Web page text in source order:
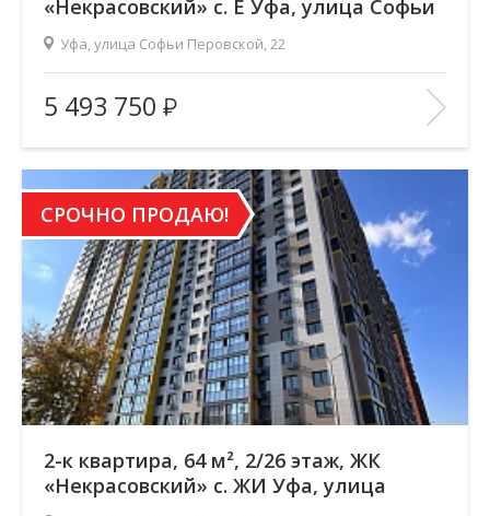
«Некрасовский» с. Е Уфа, улица Софьи
Перовской, 22
Уфа, улица Софьи Перовской, 22
Площадь(общ. /жил. /кухня), м2:
43.95/26.21/10
Количество комнат:
Студия
Этаж:
15/26
В ИЗБРАННОЕ
5 493 750
СРОЧНО ПРОДАЮ!
2-к квартира, 64 м², 2/26 этаж, ЖК
«Некрасовский» с. ЖИ Уфа, улица